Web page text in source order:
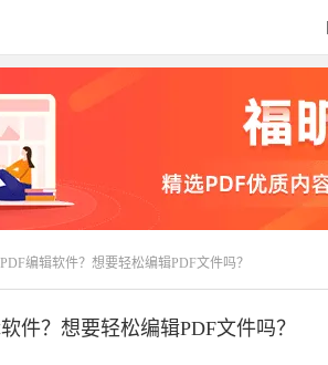
编辑软件？想要轻松编辑PDF文件吗？
件？想要轻松编辑PDF文件吗？